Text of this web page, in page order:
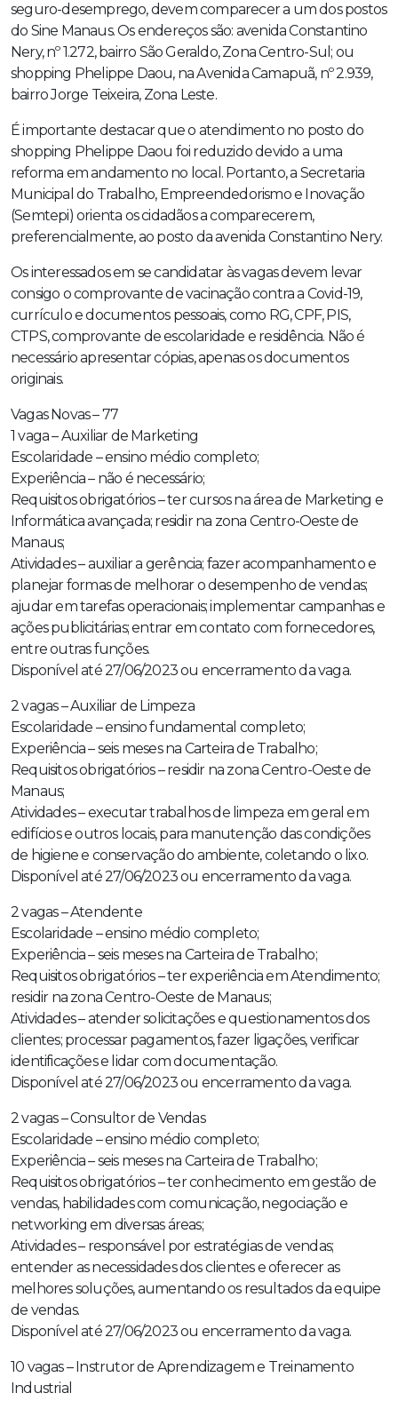
seguro-desemprego, devem comparecer a um dos postos
do Sine Manaus. Os endereços são: avenida Constantino
Nery, nº 1.272, bairro São Geraldo, Zona Centro-Sul; ou
shopping Phelippe Daou, na Avenida Camapuã, nº 2.939,
bairro Jorge Teixeira, Zona Leste.
É importante destacar que o atendimento no posto do
shopping Phelippe Daou foi reduzido devido a uma
reforma em andamento no local. Portanto, a Secretaria
Municipal do Trabalho, Empreendedorismo e Inovação
(Semtepi) orienta os cidadãos a comparecerem,
preferencialmente, ao posto da avenida Constantino Nery.
Os interessados em se candidatar às vagas devem levar
consigo o comprovante de vacinação contra a Covid-19,
currículo e documentos pessoais, como RG, CPF, PIS,
CTPS, comprovante de escolaridade e residência. Não é
necessário apresentar cópias, apenas os documentos
originais.
Vagas Novas – 77
1 vaga – Auxiliar de Marketing
Escolaridade – ensino médio completo;
Experiência – não é necessário;
Requisitos obrigatórios – ter cursos na área de Marketing e
Informática avançada; residir na zona Centro-Oeste de
Manaus;
Atividades – auxiliar a gerência; fazer acompanhamento e
planejar formas de melhorar o desempenho de vendas;
ajudar em tarefas operacionais; implementar campanhas e
ações publicitárias; entrar em contato com fornecedores,
entre outras funções.
Disponível até 27/06/2023 ou encerramento da vaga.
2 vagas – Auxiliar de Limpeza
Escolaridade – ensino fundamental completo;
Experiência – seis meses na Carteira de Trabalho;
Requisitos obrigatórios – residir na zona Centro-Oeste de
Manaus;
Atividades – executar trabalhos de limpeza em geral em
edifícios e outros locais, para manutenção das condições
de higiene e conservação do ambiente, coletando o lixo.
Disponível até 27/06/2023 ou encerramento da vaga.
2 vagas – Atendente
Escolaridade – ensino médio completo;
Experiência – seis meses na Carteira de Trabalho;
Requisitos obrigatórios – ter experiência em Atendimento;
residir na zona Centro-Oeste de Manaus;
Atividades – atender solicitações e questionamentos dos
clientes; processar pagamentos, fazer ligações, verificar
identificações e lidar com documentação.
Disponível até 27/06/2023 ou encerramento da vaga.
2 vagas – Consultor de Vendas
Escolaridade – ensino médio completo;
Experiência – seis meses na Carteira de Trabalho;
Requisitos obrigatórios – ter conhecimento em gestão de
vendas, habilidades com comunicação, negociação e
networking em diversas áreas;
Atividades – responsável por estratégias de vendas;
entender as necessidades dos clientes e oferecer as
melhores soluções, aumentando os resultados da equipe
de vendas.
Disponível até 27/06/2023 ou encerramento da vaga.
10 vagas – Instrutor de Aprendizagem e Treinamento
Industrial